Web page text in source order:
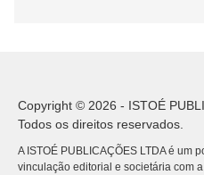
Copyright © 2026 - ISTOÉ
Todos os direitos reservados.
A ISTOÉ PUBLICAÇÕES LTDA é um
vinculação editorial e societária com